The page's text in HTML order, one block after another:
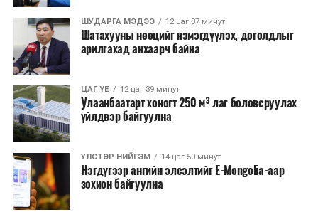
Бүртгэл, хяналтын нэгдсэн системийг Сангийн яам
наймдугаар сард багтаан бэлэн болгоно. Монголбанк
болон арилжааны банкуудтай хамтран стратегийн
бүтээгдэхүүний нөөц бүрдүүлэх, хадгалах, түгээх,
борлуулах бүх шатанд цахим төлбөрийн баримт
үйлдэж, бүртгэлийг ил тод болгох юм.
2026 оны намар бэлтгэж, 2027 оны хавар худалдаанд
гаргах нөөцийн махны бүрдүүлэлтэд Нийслэлийн
Засаг дарга Б.Пүрэвдагваг онцгойлон анхаарч
ажиллахыг Ерөнхий сайд үүрэг болгожээ.
Нөөцийн махыг цахим системд бүртгэснээр мах
ШУДАРГА МЭДЭЭ 12 цаг 37 минут
Шатахууны нөөцийг нэмэгдүүлэх, доголдлыг
арилгахад анхаарч байна
ЦАГ ҮЕ 12 цаг 39 минут
Улаанбаатарт хоногт 250 м³ лаг боловсруулах
үйлдвэр байгуулна
УЛСТӨР НИЙГЭМ 14 цаг 50 минут
Нэгдүгээр ангийн элсэлтийг E-Mongolia-аар
зохион байгуулна